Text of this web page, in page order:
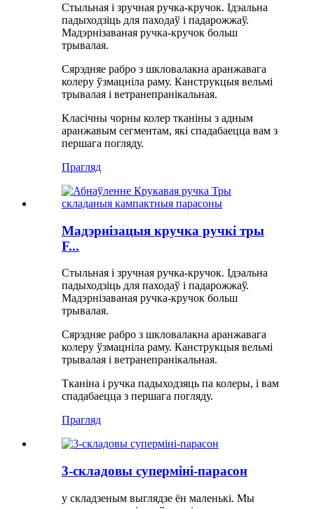
Стыльная і зручная ручка-кручок. Ідэальна
падыходзіць для паходаў і падарожжаў.
Мадэрнізаваная ручка-кручок больш
трывалая.
Сярэдняе рабро з шкловалакна аранжавага
колеру ўзмацніла раму. Канструкцыя вельмі
трывалая і ветранепранікальная.
Класічны чорны колер тканіны з адным
аранжавым сегментам, які спадабаецца вам з
першага погляду.
Прагляд
Мадэрнізацыя кручка ручкі тры
F...
Стыльная і зручная ручка-кручок. Ідэальна
падыходзіць для паходаў і падарожжаў.
Мадэрнізаваная ручка-кручок больш
трывалая.
Сярэдняе рабро з шкловалакна аранжавага
колеру ўзмацніла раму. Канструкцыя вельмі
трывалая і ветранепранікальная.
Тканіна і ручка падыходзяць па колеры, і вам
спадабаецца з першага погляду.
Прагляд
3-складовы суперміні-парасон
у складзеным выглядзе ён маленькі. Мы